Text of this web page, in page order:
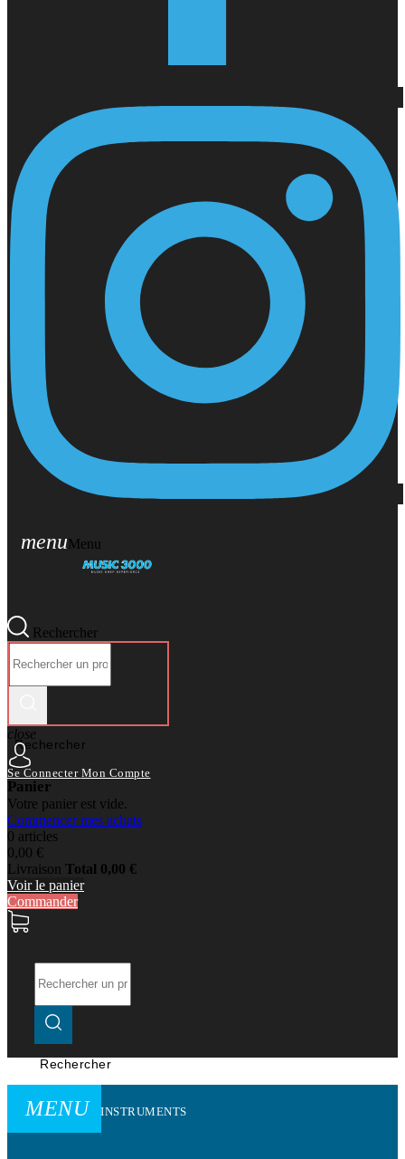
menuMenu
Rechercher
Rechercher
close
Se Connecter Mon Compte
Panier
Votre panier est vide.
Commencer mes achats
0 articles
0,00 €
Livraison Total 0,00 €
Voir le panier
Commander
Rechercher
MENU INSTRUMENTS